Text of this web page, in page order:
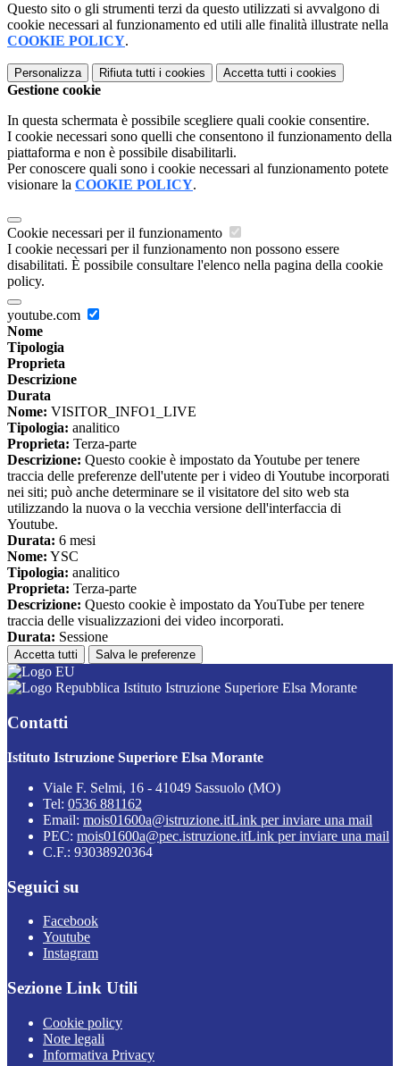
Questo sito o gli strumenti terzi da questo utilizzati si avvalgono di
cookie necessari al funzionamento ed utili alle finalità illustrate nella
COOKIE POLICY.
Personalizza Rifiuta tutti i cookies Accetta tutti i cookies
Gestione cookie
In questa schermata è possibile scegliere quali cookie consentire.
I cookie necessari sono quelli che consentono il funzionamento della
piattaforma e non è possibile disabilitarli.
Per conoscere quali sono i cookie necessari al funzionamento potete
visionare la COOKIE POLICY.
Cookie necessari per il funzionamento
I cookie necessari per il funzionamento non possono essere
disabilitati. È possibile consultare l'elenco nella pagina della cookie
policy.
youtube.com
Nome
Tipologia
Proprieta
Descrizione
Durata
Nome: VISITOR_INFO1_LIVE
Tipologia: analitico
Proprieta: Terza-parte
Descrizione: Questo cookie è impostato da Youtube per tenere
traccia delle preferenze dell'utente per i video di Youtube incorporati
nei siti; può anche determinare se il visitatore del sito web sta
utilizzando la nuova o la vecchia versione dell'interfaccia di
Youtube.
Durata: 6 mesi
Nome: YSC
Tipologia: analitico
Proprieta: Terza-parte
Descrizione: Questo cookie è impostato da YouTube per tenere
traccia delle visualizzazioni dei video incorporati.
Durata: Sessione
Accetta tutti Salva le preferenze
Istituto Istruzione Superiore Elsa Morante
Contatti
Istituto Istruzione Superiore Elsa Morante
Viale F. Selmi, 16 - 41049 Sassuolo (MO)
Tel: 0536 881162
Email: mois01600a@istruzione.itLink per inviare una mail
PEC: mois01600a@pec.istruzione.itLink per inviare una mail
C.F.: 93038920364
Seguici su
Facebook
Youtube
Instagram
Sezione Link Utili
Cookie policy
Note legali
Informativa Privacy